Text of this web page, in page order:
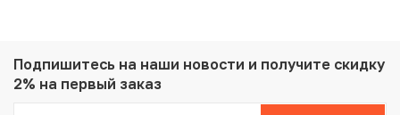
Вес: 2.42 г
Диаметр: 19 мм
Подпишитесь на наши новости и получите скидку
2% на первый заказ